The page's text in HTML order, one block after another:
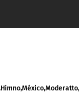
HimnoMéxicoModeratto